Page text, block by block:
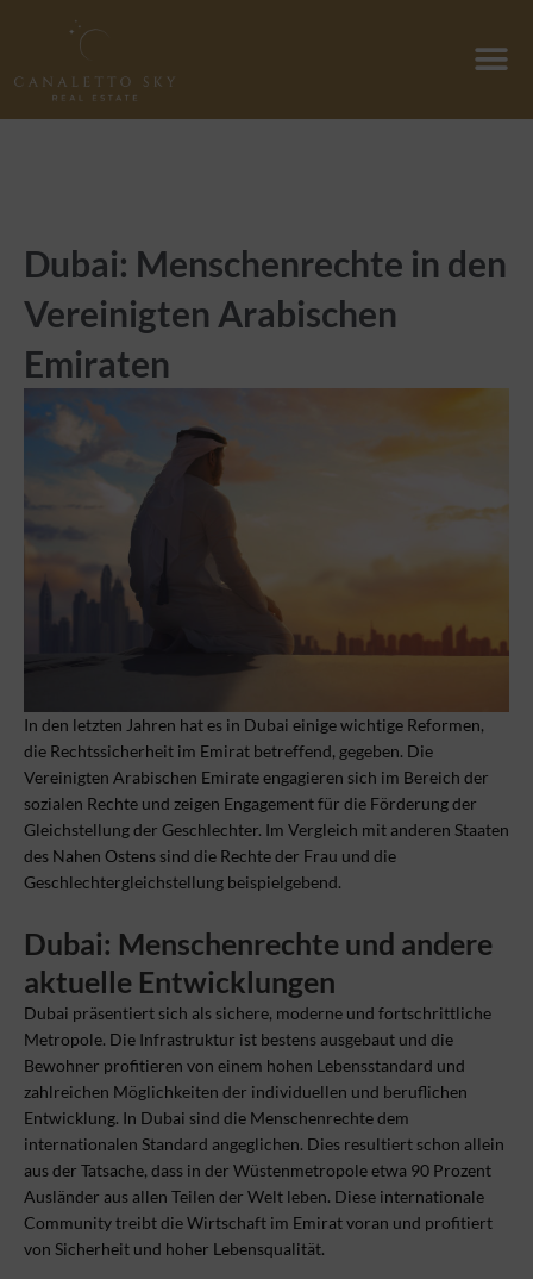
Dubai: Menschenrechte in den
Vereinigten Arabischen
Emiraten
In den letzten Jahren hat es in Dubai einige wichtige Reformen,
die Rechtssicherheit im Emirat betreffend, gegeben. Die
Vereinigten Arabischen Emirate engagieren sich im Bereich der
sozialen Rechte und zeigen Engagement für die Förderung der
Gleichstellung der Geschlechter. Im Vergleich mit anderen Staaten
des Nahen Ostens sind die Rechte der Frau und die
Geschlechtergleichstellung beispielgebend.
Dubai: Menschenrechte und andere
aktuelle Entwicklungen
Dubai präsentiert sich als sichere, moderne und fortschrittliche
Metropole. Die Infrastruktur ist bestens ausgebaut und die
Bewohner profitieren von einem hohen Lebensstandard und
zahlreichen Möglichkeiten der individuellen und beruflichen
Entwicklung. In Dubai sind die Menschenrechte dem
internationalen Standard angeglichen. Dies resultiert schon allein
aus der Tatsache, dass in der Wüstenmetropole etwa 90 Prozent
Ausländer aus allen Teilen der Welt leben. Diese internationale
Community treibt die Wirtschaft im Emirat voran und profitiert
von Sicherheit und hoher Lebensqualität.